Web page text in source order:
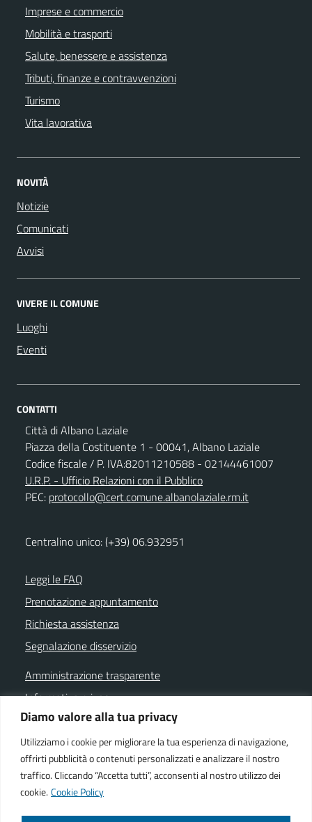
Diamo valore alla tua privacy
Utilizziamo i cookie per migliorare la tua esperienza di navigazione,
offrirti pubblicità o contenuti personalizzati e analizzare il nostro
traffico. Cliccando “Accetta tutti”, acconsenti al nostro utilizzo dei
cookie. Cookie Policy
Imprese e commercio
Mobilità e trasporti
Salute, benessere e assistenza
Tributi, finanze e contravvenzioni
Turismo
Vita lavorativa
NOVITÀ
Notizie
Comunicati
Avvisi
VIVERE IL COMUNE
Luoghi
Eventi
CONTATTI
Città di Albano Laziale
Piazza della Costituente 1 - 00041, Albano Laziale
Codice fiscale / P. IVA:82011210588 - 02144461007
U.R.P. - Ufficio Relazioni con il Pubblico
PEC: protocollo@cert.comune.albanolaziale.rm.it
Centralino unico: (+39) 06.932951
Leggi le FAQ
Prenotazione appuntamento
Richiesta assistenza
Segnalazione disservizio
Amministrazione trasparente
Informativa privacy
Note legali
Dichiarazione di accessibilità
Cookie policy